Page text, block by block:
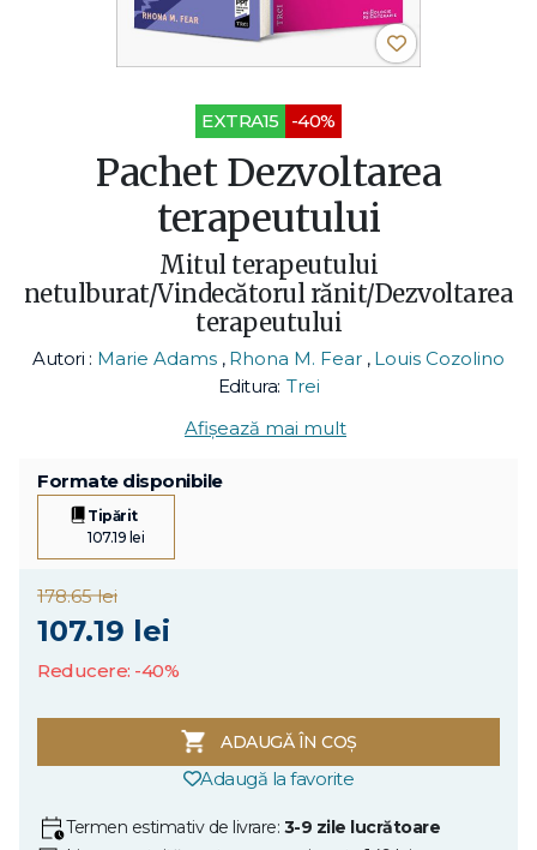
EXTRA15 -40%
Pachet Dezvoltarea
terapeutului
Mitul terapeutului
netulburat/Vindecătorul rănit/Dezvoltarea
terapeutului
Autori : Marie Adams , Rhona M. Fear , Louis Cozolino
Editura: Trei
Afișează mai mult
Formate disponibile
Tipărit
107.19 lei
178.65 lei
107.19 lei
Reducere: -40%
ADAUGĂ ÎN COȘ
Adaugă la favorite
Termen estimativ de livrare: 3-9 zile lucrătoare